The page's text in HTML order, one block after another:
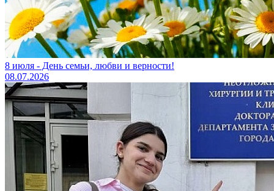
8 июля - День семьи, любви и верности!
08.07.2026